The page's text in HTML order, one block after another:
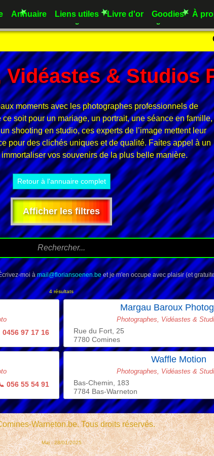
Annuaire Liens utiles Livre d'or Goodies À
& Studios
moments avec les photographes professionnels de
soit pour un mariage, un portrait, une séance en famille,
shooting en studio, ces experts de l’image mettent leur
pour des clichés uniques et de qualité. Faites appel à un
vos souvenirs de la plus belle manière.
Retour à l'annuaire complet
Afficher les filtres
moi àmail@floriansoenen.beet je m'en occupe avec plaisir (et
4 résultats
0456 97 17 16
056 55 54 91
Margau Baroux
Photographes, Vidéastes &
Rue du Fort, 25
7780 Comines
Waffle Motion
Photographes, Vidéastes &
Bas-Chemin, 183
7784 Bas-Warneton
Warneton.be. Tous droits réservés.
Maj : 28/01/2025